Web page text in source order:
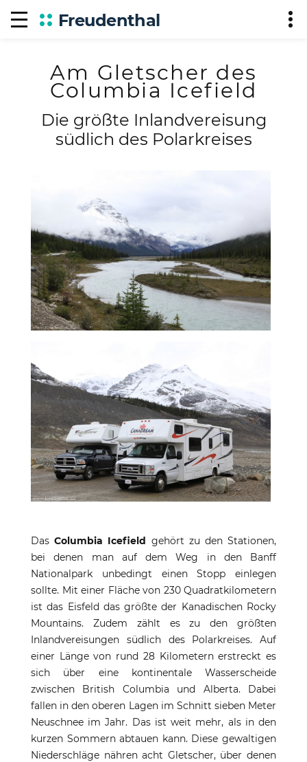
Freudenthal
Am Gletscher des
Columbia Icefield
Die größte Inlandvereisung
südlich des Polarkreises
DasColumbia Icefield gehört zu den Stationen,
bei denen man auf dem Weg in den Banff
Nationalpark unbedingt einen Stopp einlegen
sollte. Mit einer Fläche von 230 Quadratkilometern
ist das Eisfeld das größte der Kanadischen Rocky
Mountains. Zudem zählt es zu den größten
Inlandvereisungen südlich des Polarkreises. Auf
einer Länge von rund 28 Kilometern erstreckt es
sich über eine kontinentale Wasserscheide
zwischen British Columbia und Alberta. Dabei
fallen in den oberen Lagen im Schnitt sieben Meter
Neuschnee im Jahr. Das ist weit mehr, als in den
kurzen Sommern abtauen kann. Diese gewaltigen
Niederschläge nähren acht Gletscher, über denen